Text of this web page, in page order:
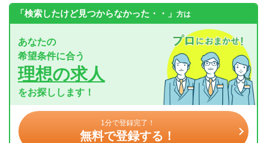
「検索したけど見つからなかった・・」 方は
あなたの
希望条件に合う
理想の求人
をお探しします！
1分で登録完了！
無料で登録する！